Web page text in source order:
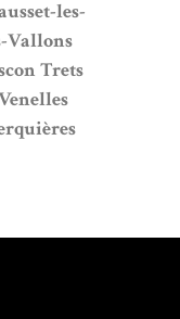
les-
Vallons
Trets